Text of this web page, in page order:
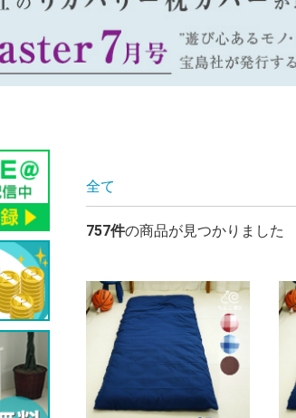
全て
757件の商品が見つかりました